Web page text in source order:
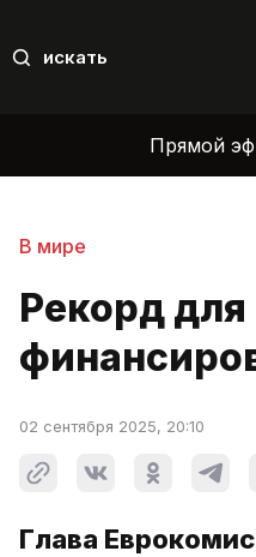
искать
Прямой
В мире
Рекорд
02 сентября 2025, 20:10
Глава